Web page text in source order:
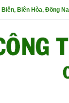
Biên, Biên Hòa, Đồng